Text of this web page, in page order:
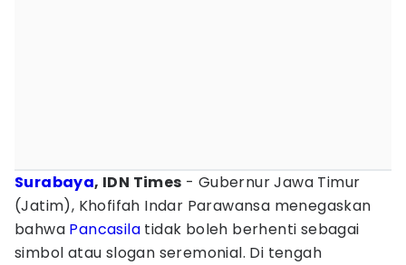
Surabaya, IDN Times - Gubernur Jawa Timur
(Jatim), Khofifah Indar Parawansa menegaskan
bahwa Pancasila tidak boleh berhenti sebagai
simbol atau slogan seremonial. Di tengah